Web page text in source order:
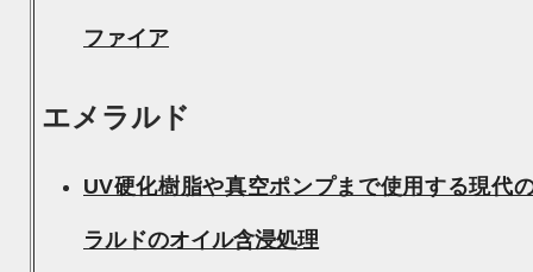
ファイア
エメラルド
UV硬化樹脂や真空ポンプまで使用する現代
ラルドのオイル含浸処理